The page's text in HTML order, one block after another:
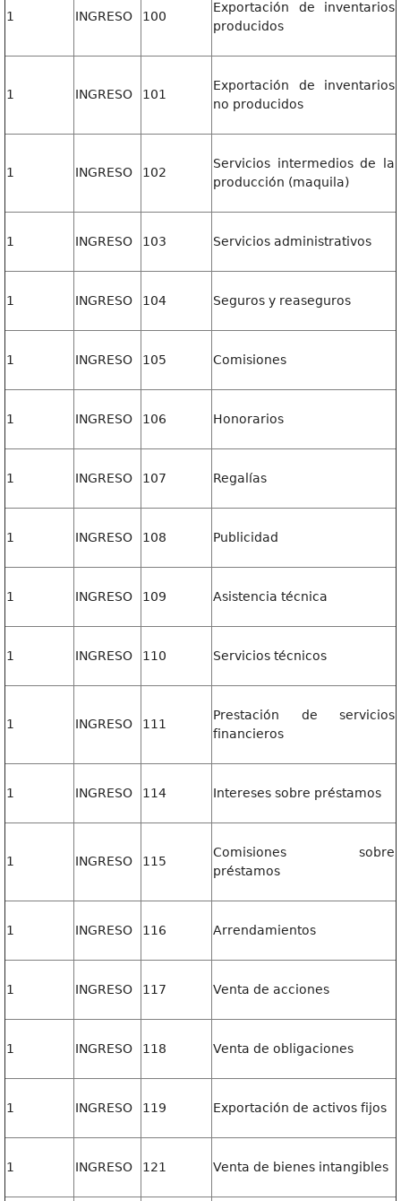
1 INGRESO 100
Exportación de inventarios
producidos
1 INGRESO 101
Exportación de inventarios
no producidos
1 INGRESO 102
Servicios intermedios de la
producción (maquila)
1 INGRESO 103 Servicios administrativos
1 INGRESO 104 Seguros y reaseguros
1 INGRESO 105 Comisiones
1 INGRESO 106 Honorarios
1 INGRESO 107 Regalías
1 INGRESO 108 Publicidad
1 INGRESO 109 Asistencia técnica
1 INGRESO 110 Servicios técnicos
1 INGRESO 111
Prestación de servicios
financieros
1 INGRESO 114 Intereses sobre préstamos
1 INGRESO 115
Comisiones sobre
préstamos
1 INGRESO 116 Arrendamientos
1 INGRESO 117 Venta de acciones
1 INGRESO 118 Venta de obligaciones
1 INGRESO 119 Exportación de activos fijos
1 INGRESO 121 Venta de bienes intangibles